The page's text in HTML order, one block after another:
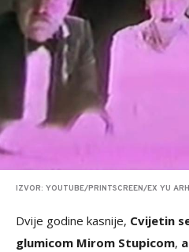
IZVOR: YOUTUBE/PRINTSCREEN/EX YU
Dvijе godine kasnije, Cvijetin
glumicom Mirom Stupicom,